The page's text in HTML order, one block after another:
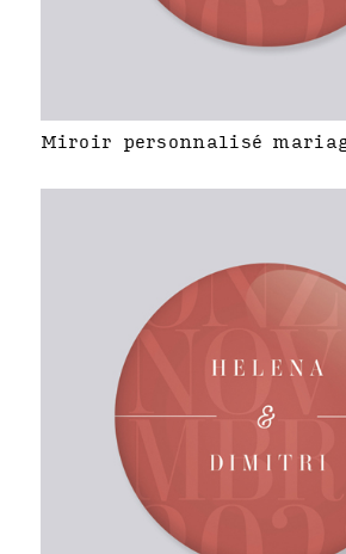
Miroir personnalisé